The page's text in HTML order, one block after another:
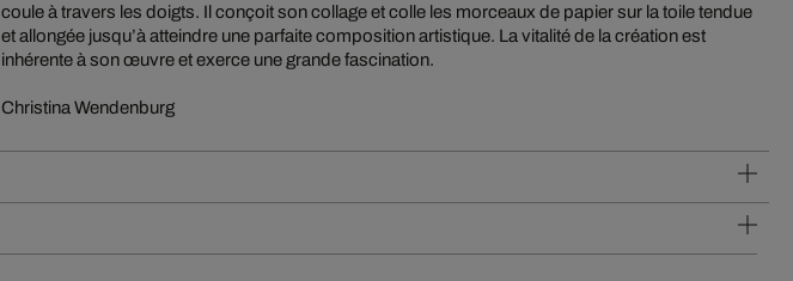
coule à travers les doigts. Il conçoit son collage et colle les morceaux de papier sur la toile tendue
et allongée jusqu’à atteindre une parfaite composition artistique. La vitalité de la création est
inhérente à son œuvre et exerce une grande fascination.
Christina Wendenburg